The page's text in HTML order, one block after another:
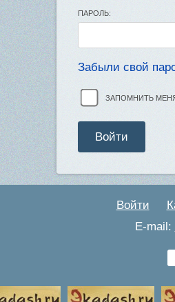
ПАРОЛЬ:
Забыли свой
ЗАПОМНИТЬ
Войти
E-mail: